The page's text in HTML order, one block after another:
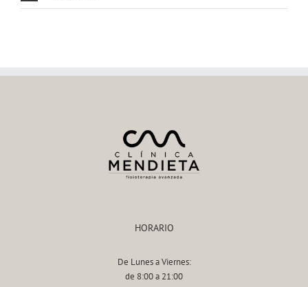
HORARIO
De Lunes a Viernes:
de 8:00 a 21:00